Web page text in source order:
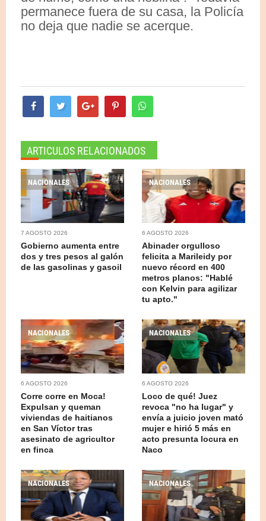
permanece fuera de su casa, la Policía
no deja que nadie se acerque.
ARTICULOS RELACIONADOS
NACIONALES
7 AGOSTO 2026
Gobierno aumenta entre
dos y tres pesos al galón
de las gasolinas y gasoil
NACIONALES
6 AGOSTO 2026
Abinader orgulloso
felicita a Marileidy por
nuevo récord en 400
metros planos: "Hablé
con Kelvin para agilizar
tu apto."
NACIONALES
6 AGOSTO 2026
Corre corre en Moca!
Expulsan y queman
viviendas de haitianos
en San Víctor tras
asesinato de agricultor
en finca
NACIONALES
6 AGOSTO 2026
Loco de qué! Juez
revoca "no ha lugar" y
envía a juicio joven mató
mujer e hirió 5 más en
acto presunta locura en
Naco
NACIONALES NACIONALES